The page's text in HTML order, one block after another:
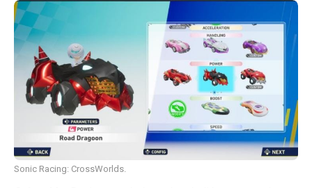
Sonic Racing: CrossWorlds.